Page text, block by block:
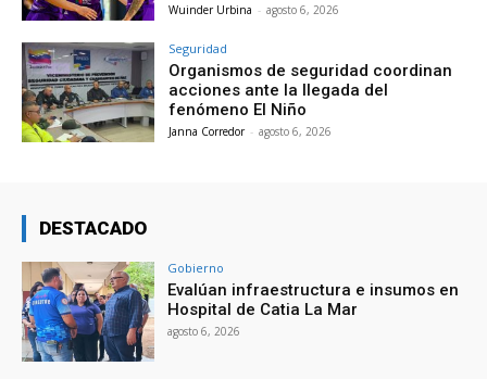
Wuinder Urbina - agosto 6, 2026
Seguridad
Organismos de seguridad coordinan
acciones ante la llegada del
fenómeno El Niño
Janna Corredor - agosto 6, 2026
DESTACADO
Gobierno
Evalúan infraestructura e insumos en
Hospital de Catia La Mar
agosto 6, 2026